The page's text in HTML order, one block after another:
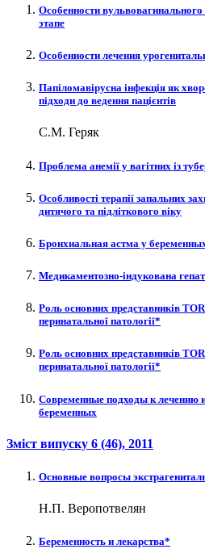
Особенности
этапе
Особенности лечения
Папіломавірусна інфекція як
підходи до ведення пацієнтів
С.М. Геряк
Проблема анемії у вагітних із
Особливості терапії запальних
дитячого та підліткового віку
Бронхиальная астма у
Медикаментозно-індукована
Роль основних представників
перинатальної патології*
Роль основних представників
перинатальної патології*
Современные подходы к лечению
беременных
Зміст випуску 6 (46), 2011
Основные вопросы
Н.П. Веропотвелян
Беременность и лекарства*